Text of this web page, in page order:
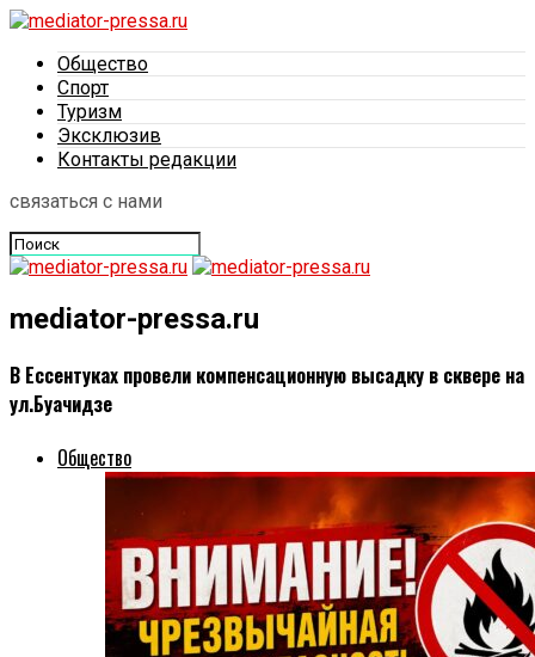
Общество
Спорт
Туризм
Эксклюзив
Контакты редакции
связаться с нами
mediator-pressa.ru
В Ессентуках провели компенсационную высадку в сквере на
ул.Буачидзе
Общество